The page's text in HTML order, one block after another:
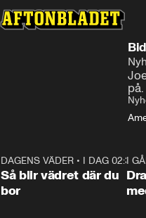
på.
1:06
DAGENS VÄDER • I DAG 02:30
Så blir vädret där du
bor
I